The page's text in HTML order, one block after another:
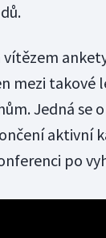
mezi takové
Jedná se
aktivní
po